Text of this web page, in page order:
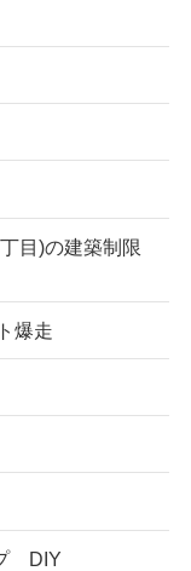
目)の建築制限
爆走
DIY